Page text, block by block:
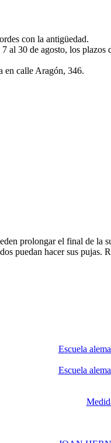
con la antigüedad.
al 30 de agosto, los
en calle Aragón, 346.
prolongar el final de la
puedan hacer sus
Escuela
Escuela